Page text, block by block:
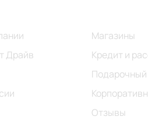
Драйв
Магазины
Кредит и
Подарочный
Отзывы